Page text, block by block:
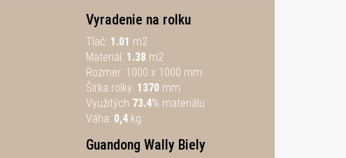
Vyradenie na rolku
Tlač: 1.01 m2
Materiál: 1.38 m2
Rozmer: 1000 x 1000 mm
Šírka rolky: 1370 mm
Využitých 73.4% materiálu
Váha: 0,4 kg
Guandong Wally Biely